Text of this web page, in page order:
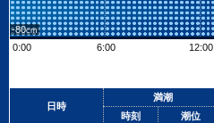
-80
0:00
6:00 12:00
+
日時
満潮
時刻
潮位